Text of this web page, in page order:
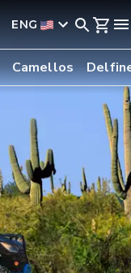
ENG
Camellos